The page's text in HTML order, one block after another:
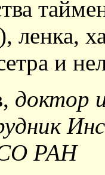
ленка,
и
, доктор
РАН